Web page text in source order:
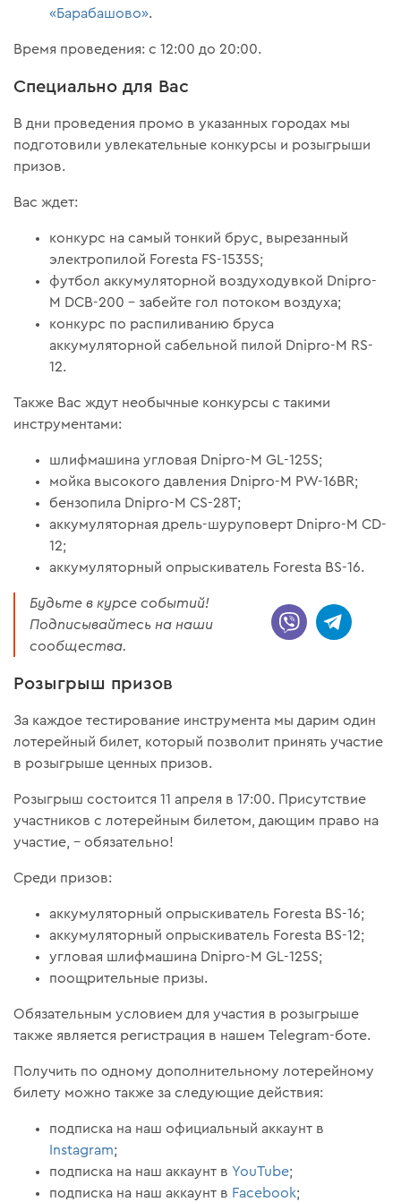
«Барабашово».
Время проведения: с 12:00 до 20:00.
Специально для Вас
В дни проведения промо в указанных городах мы
подготовили увлекательные конкурсы и розыгрыши
призов.
Вас ждет:
конкурс на самый тонкий брус, вырезанный
электропилой Foresta FS-1535S;
футбол аккумуляторной воздуходувкой Dnipro-
M DCB-200 – забейте гол потоком воздуха;
конкурс по распиливанию бруса
аккумуляторной сабельной пилой Dnipro-M RS-
12.
Также Вас ждут необычные конкурсы с такими
инструментами:
шлифмашина угловая Dnipro-M GL-125S;
мойка высокого давления Dnipro-M PW-16BR;
бензопила Dnipro-M CS-28T;
аккумуляторная дрель-шуруповерт Dnipro-M CD-
12;
аккумуляторный опрыскиватель Foresta BS-16.
Будьте в курсе событий!
Подписывайтесь на наши
сообщества.
Розыгрыш призов
За каждое тестирование инструмента мы дарим один
лотерейный билет, который позволит принять участие
в розыгрыше ценных призов.
Розыгрыш состоится 11 апреля в 17:00. Присутствие
участников с лотерейным билетом, дающим право на
участие, – обязательно!
Среди призов:
аккумуляторный опрыскиватель Foresta BS-16;
аккумуляторный опрыскиватель Foresta BS-12;
угловая шлифмашина Dnipro-M GL-125S;
поощрительные призы.
Обязательным условием для участия в розыгрыше
также является регистрация в нашем Telegram-боте.
Получить по одному дополнительному лотерейному
билету можно также за следующие действия:
подписка на наш официальный аккаунт в
Instagram;
подписка на наш аккаунт в YouTube;
подписка на наш аккаунт в Facebook;